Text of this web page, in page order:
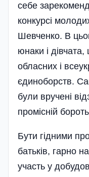
себе
конкурсі
Шевченко. В
юнаки і
обласних і
єдиноборств.
були вручені
промісній
Бути гідними
батьків, гарно
участь у